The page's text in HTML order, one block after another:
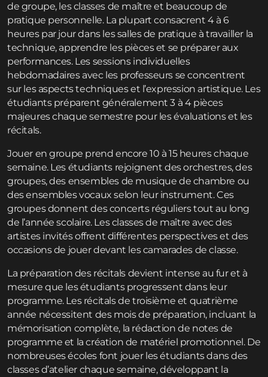
de groupe, les classes de maître et beaucoup de
pratique personnelle. La plupart consacrent 4 à 6
heures par jour dans les salles de pratique à travailler la
technique, apprendre les pièces et se préparer aux
performances. Les sessions individuelles
hebdomadaires avec les professeurs se concentrent
sur les aspects techniques et l’expression artistique. Les
étudiants préparent généralement 3 à 4 pièces
majeures chaque semestre pour les évaluations et les
récitals.
Jouer en groupe prend encore 10 à 15 heures chaque
semaine. Les étudiants rejoignent des orchestres, des
groupes, des ensembles de musique de chambre ou
des ensembles vocaux selon leur instrument. Ces
groupes donnent des concerts réguliers tout au long
de l’année scolaire. Les classes de maître avec des
artistes invités offrent différentes perspectives et des
occasions de jouer devant les camarades de classe.
La préparation des récitals devient intense au fur et à
mesure que les étudiants progressent dans leur
programme. Les récitals de troisième et quatrième
année nécessitent des mois de préparation, incluant la
mémorisation complète, la rédaction de notes de
programme et la création de matériel promotionnel. De
nombreuses écoles font jouer les étudiants dans des
classes d’atelier chaque semaine, développant la